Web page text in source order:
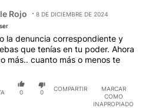
Rojo
8 DE DICIEMBRE DE 2024
la denuncia correspondiente y
que tenías en tu poder. Ahora
más.. cuanto más o menos te
0 0
COMPARTIR
MARCAR
COMO
INAPROPIADO